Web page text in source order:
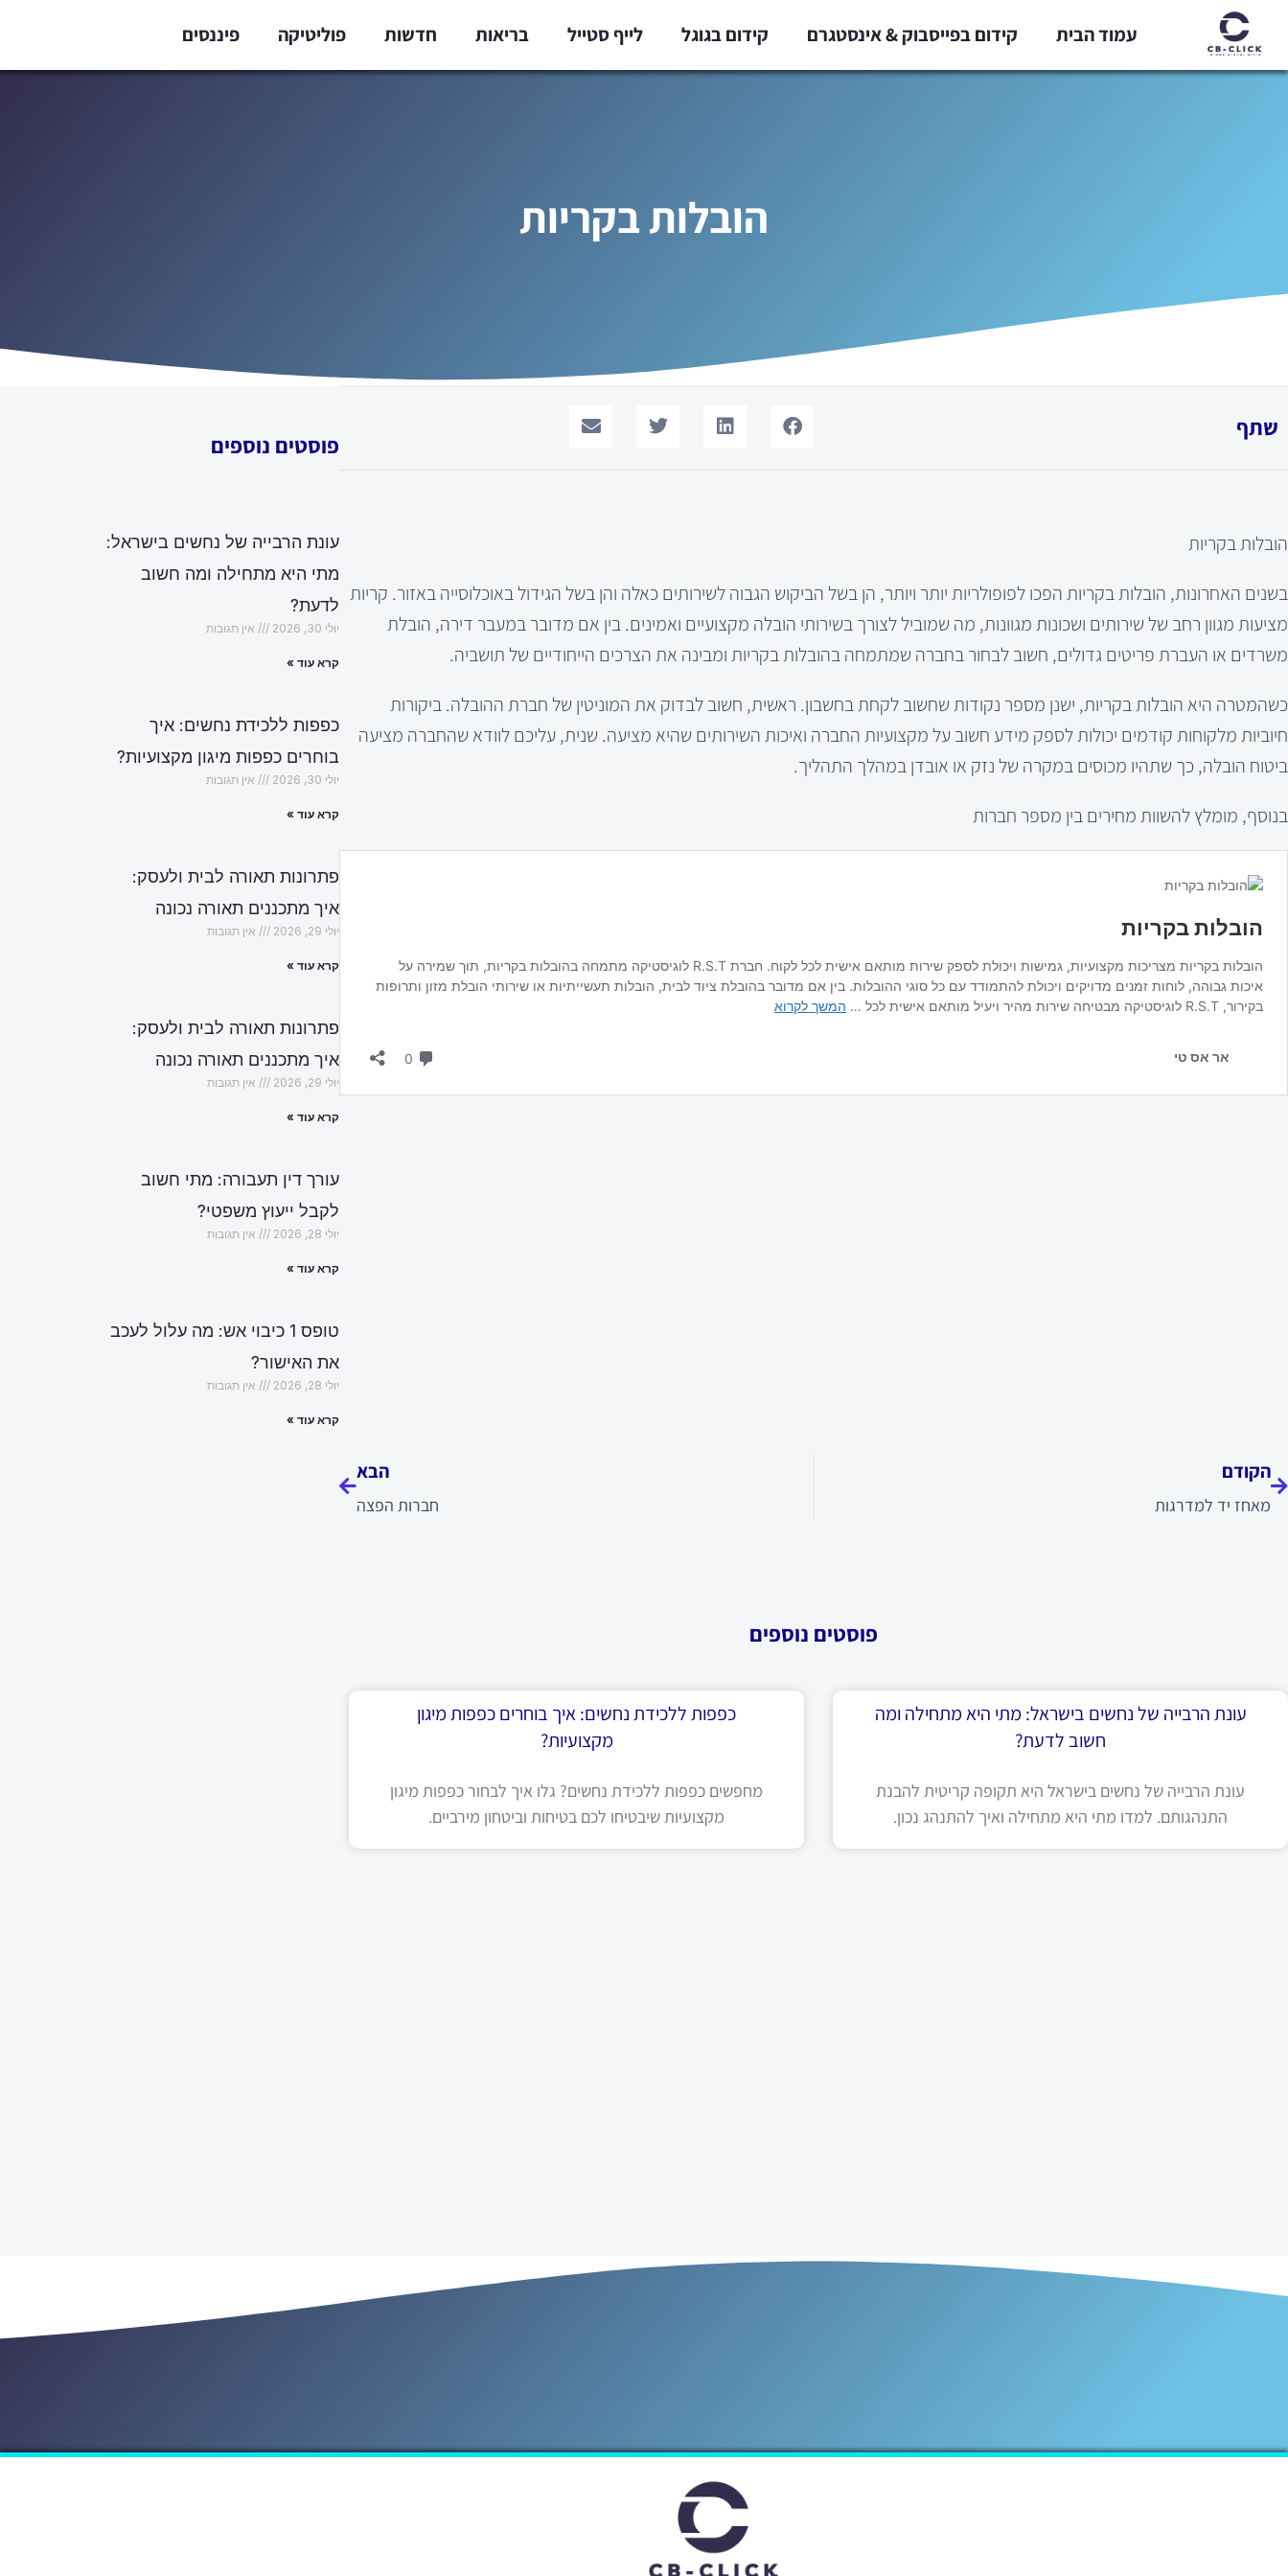
לתוכן
עמוד הבית קידום בפייסבוק & אינסטגרם קידום בגוגל לייף סטייל בריאות חדשות פוליטיקה פיננסים
הובלות בקריות
שתף
הובלות בקריות
בשנים האחרונות, הובלות בקריות הפכו לפופולריות יותר ויותר, הן בשל הביקוש הגבוה לשירותים כאלה והן בשל הגידול באוכלוסייה באזור. קריות
מציעות מגוון רחב של שירותים ושכונות מגוונות, מה שמוביל לצורך בשירותי הובלה מקצועיים ואמינים. בין אם מדובר במעבר דירה, הובלת
משרדים או העברת פריטים גדולים, חשוב לבחור בחברה שמתמחה בהובלות בקריות ומבינה את הצרכים הייחודיים של תושביה.
כשהמטרה היא הובלות בקריות, ישנן מספר נקודות שחשוב לקחת בחשבון. ראשית, חשוב לבדוק את המוניטין של חברת ההובלה. ביקורות
חיוביות מלקוחות קודמים יכולות לספק מידע חשוב על מקצועיות החברה ואיכות השירותים שהיא מציעה. שנית, עליכם לוודא שהחברה מציעה
ביטוח הובלה, כך שתהיו מכוסים במקרה של נזק או אובדן במהלך התהליך.
בנוסף, מומלץ להשוות מחירים בין מספר חברות
הקודם
מאחז יד למדרגות
הבא
חברות הפצה
הבא
פוסטים נוספים
עונת הרבייה של נחשים בישראל: מתי היא מתחילה ומה
חשוב לדעת?
עונת הרבייה של נחשים בישראל היא תקופה קריטית להבנת
התנהגותם. למדו מתי היא מתחילה ואיך להתנהג נכון.
כפפות ללכידת נחשים: איך בוחרים כפפות מיגון
מקצועיות?
מחפשים כפפות ללכידת נחשים? גלו איך לבחור כפפות מיגון
מקצועיות שיבטיחו לכם בטיחות וביטחון מירביים.
פוסטים נוספים
עונת הרבייה של נחשים בישראל:
מתי היא מתחילה ומה חשוב
לדעת?
יולי 30, 2026 אין תגובות
קרא עוד »
כפפות ללכידת נחשים: איך
בוחרים כפפות מיגון מקצועיות?
יולי 30, 2026 אין תגובות
קרא עוד »
פתרונות תאורה לבית ולעסק:
איך מתכננים תאורה נכונה
יולי 29, 2026 אין תגובות
קרא עוד »
פתרונות תאורה לבית ולעסק:
איך מתכננים תאורה נכונה
יולי 29, 2026 אין תגובות
קרא עוד »
עורך דין תעבורה: מתי חשוב
לקבל ייעוץ משפטי?
יולי 28, 2026 אין תגובות
קרא עוד »
טופס 1 כיבוי אש: מה עלול לעכב
את האישור?
יולי 28, 2026 אין תגובות
קרא עוד »